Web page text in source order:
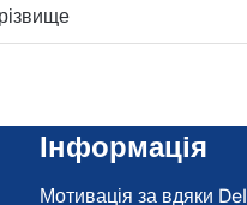
Інформація
Мотивація за вдяки